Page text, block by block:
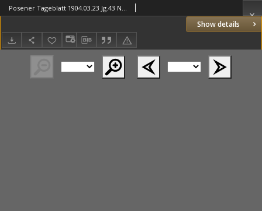
Show details
Posener Tageblatt 1904.03.23 Jg.43 Nr139